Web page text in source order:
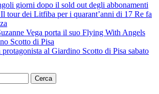
giorni dopo il sold out degli abbonamenti
tour dei Litfiba per i quarant’anni di 17 Re fa
Vega porta il suo Flying With Angels
Scotto di Pisa
protagonista al Giardino Scotto di Pisa sabato